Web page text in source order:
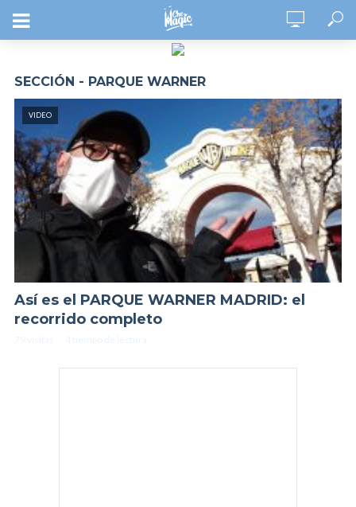
SECCIÓN - PARQUE WARNER
VIDEO
Así es el PARQUE WARNER MADRID: el
recorrido completo